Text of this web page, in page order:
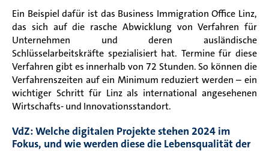
Ein Beispiel dafür ist das Business Immigration Office Linz,
das sich auf die rasche Abwicklung von Verfahren für
Unternehmen und deren ausländische
Schlüsselarbeitskräfte spezialisiert hat. Termine für diese
Verfahren gibt es innerhalb von 72 Stunden. So können die
Verfahrenszeiten auf ein Minimum reduziert werden – ein
wichtiger Schritt für Linz als international angesehenen
Wirtschafts- und Innovationsstandort.
VdZ: Welche digitalen Projekte stehen 2024 im
Fokus, und wie werden diese die Lebensqualität der